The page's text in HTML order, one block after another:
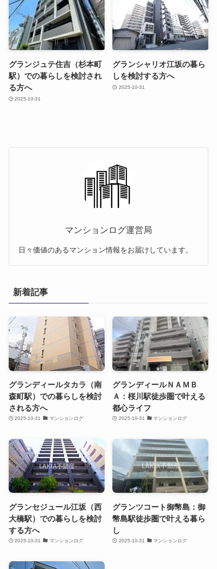
グランジュテ住吉（杉本町
駅）での暮らしを検討され
る方へ
2025-10-31
グランシャリオ江坂の暮ら
しを検討する方へ
2025-10-31
マンションログ運営局
日々価値のあるマンション情報をお届けしています。
新着記事
グランディールタカラ（南
森町駅）での暮らしを検討
される方へ
2025-10-31 マンションログ
グランディールＮＡＭＢ
Ａ：桜川駅徒歩圏で叶える
都心ライフ
2025-10-31 マンションログ
グランセジュール江坂（西
大橋駅）での暮らしを検討
する方へ
2025-10-31 マンションログ
グランツコート御幣島：御
幣島駅徒歩圏で叶える暮ら
し
2025-10-31 マンションログ